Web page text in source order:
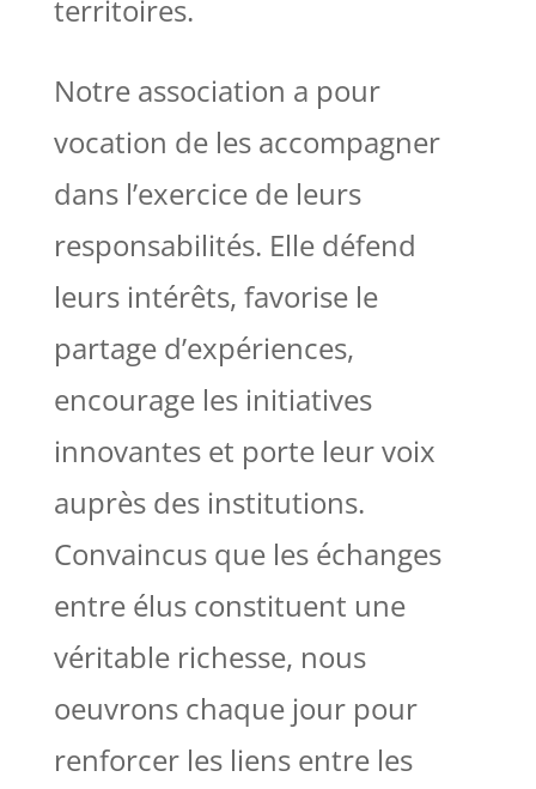
territoires.
Notre association a pour
vocation de les accompagner
dans l’exercice de leurs
responsabilités. Elle défend
leurs intérêts, favorise le
partage d’expériences,
encourage les initiatives
innovantes et porte leur voix
auprès des institutions.
Convaincus que les échanges
entre élus constituent une
véritable richesse, nous
oeuvrons chaque jour pour
renforcer les liens entre les